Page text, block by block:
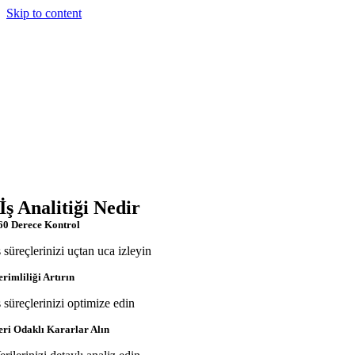
Skip to content
İş Analitiği Nedir
Derece Kontrol
süreçlerinizi uçtan uca izleyin
Artırın
süreçlerinizi optimize edin
Odaklı Kararlar Alın